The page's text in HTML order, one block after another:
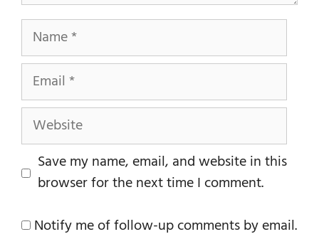
Name
Email
Website
Save my name, email, and website in this
browser for the next time I comment.
Notify me of follow-up comments by email.